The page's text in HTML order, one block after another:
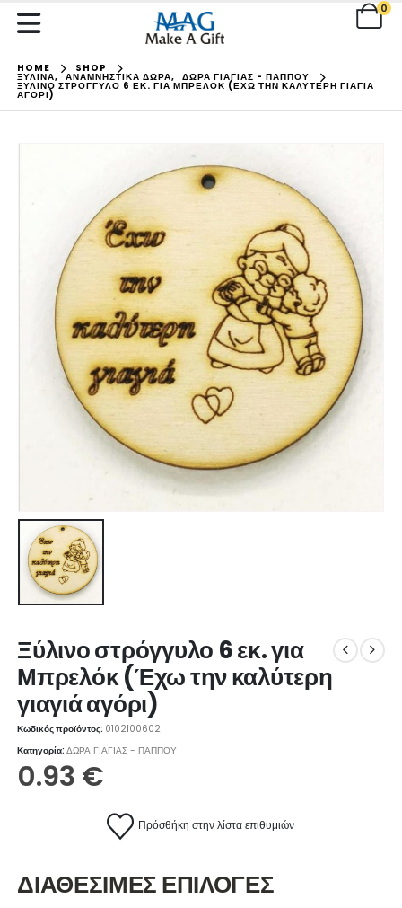
0
HOME SHOP
ΞΥΛΙΝΑ, ΑΝΑΜΝΗΣΤΙΚΑ ΔΩΡΑ, ΔΩΡΑ ΓΙΑΓΙΑΣ - ΠΑΠΠΟΥ
ΞΎΛΙΝΟ ΣΤΡΌΓΓΥΛΟ 6 ΕΚ. ΓΙΑ ΜΠΡΕΛΌΚ (ΈΧΩ ΤΗΝ ΚΑΛΎΤΕΡΗ ΓΙΑΓΙΆ
ΑΓΌΡΙ)
Ξύλινο στρόγγυλο 6 εκ. για
Μπρελόκ (Έχω την καλύτερη
γιαγιά αγόρι)
Κωδικός προϊόντος: 0102100602
Κατηγορία:ΔΩΡΑ ΓΙΑΓΙΑΣ - ΠΑΠΠΟΥ
0.93 €
Πρόσθήκη στην λίστα επιθυμιών
ΔΙΑΘΕΣΙΜΕΣ ΕΠΙΛΟΓΕΣ